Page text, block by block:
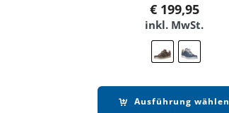
€199,95
inkl. MwSt.
Ausführung wählen